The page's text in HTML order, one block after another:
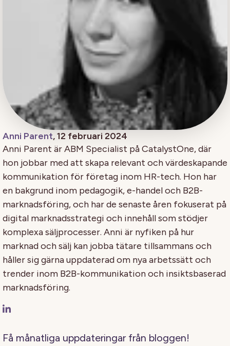
Anni Parent, 12 februari 2024
Anni Parent är ABM Specialist på CatalystOne, där
hon jobbar med att skapa relevant och värdeskapande
kommunikation för företag inom HR-tech. Hon har
en bakgrund inom pedagogik, e-handel och B2B-
marknadsföring, och har de senaste åren fokuserat på
digital marknadsstrategi och innehåll som stödjer
komplexa säljprocesser. Anni är nyfiken på hur
marknad och sälj kan jobba tätare tillsammans och
håller sig gärna uppdaterad om nya arbetssätt och
trender inom B2B-kommunikation och insiktsbaserad
marknadsföring.
Få månatliga uppdateringar från bloggen!